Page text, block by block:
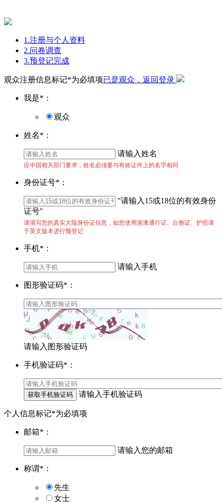
1.注册与个人资料
2.问卷调查
3.预登记完成
观众注册信息标记*为必填项已是观众，返回登录
我是* ：
观众
姓名* ：
请输入姓名
应中国相关部门要求，姓名必须要与有效证件上的名字相同
身份证号* ：
"请输入15或18位的有效身份
证号"
请填写您的真实大陆身份证信息，如您使用港澳通行证、台胞证、护照请
于英文版本进行预登记
手机* ：
请输入手机
图形验证码* ：
请输入图形验证码
手机验证码* ：
获取手机验证码 请输入手机验证码
个人信息标记*为必填项
邮箱* ：
请输入您的邮箱
称谓* ：
先生
女士